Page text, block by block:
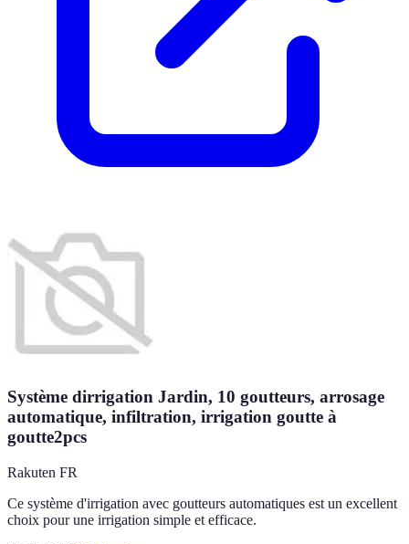
Système dirrigation Jardin, 10 goutteurs, arrosage
automatique, infiltration, irrigation goutte à
goutte2pcs
Rakuten FR
Ce système d'irrigation avec goutteurs automatiques est un excellent
choix pour une irrigation simple et efficace.